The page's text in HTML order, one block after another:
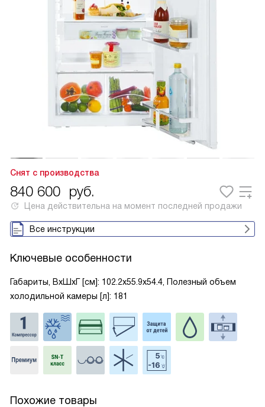
Снят с производства
840 600 руб.
Цена действительна на момент последней продажи
Все инструкции
Ключевые особенности
Габариты, ВxШxГ [см]: 102.2x55.9x54.4, Полезный объем
холодильной камеры [л]: 181
Похожие товары